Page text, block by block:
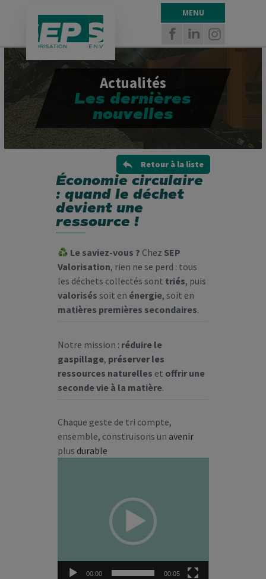
MENU
Actualités
Les dernières
nouvelles
Retour à la liste
Économie circulaire
: quand le déchet
devient une
ressource !
Le saviez-vous ? Chez SEP
Valorisation, rien ne se perd : tous
les déchets collectés sont triés, puis
valorisés soit en énergie, soit en
matières premières secondaires.
Notre mission : réduire le
gaspillage, préserver les
ressources naturelles et offrir une
seconde vie à la matière.
Chaque geste de tri compte,
ensemble, construisons un avenir
plus durable
00:00 00:05